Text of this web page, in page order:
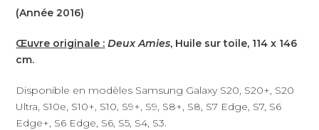
(Année 2016)
Œuvre originale : Deux Amies, Huile sur toile, 114 x 146
cm.
Disponible en modèles Samsung Galaxy S20, S20+, S20
Ultra, S10e, S10+, S10, S9+, S9, S8+, S8, S7 Edge, S7, S6
Edge+, S6 Edge, S6, S5, S4, S3.